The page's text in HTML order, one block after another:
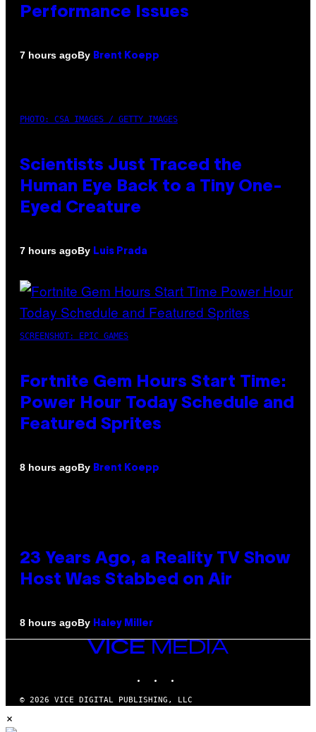
Performance Issues
7 hours agoBy Brent Koepp
PHOTO: CSA IMAGES / GETTY IMAGES
Scientists Just Traced the
Human Eye Back to a Tiny One-
Eyed Creature
7 hours agoBy Luis Prada
SCREENSHOT: EPIC GAMES
Fortnite Gem Hours Start Time:
Power Hour Today Schedule and
Featured Sprites
8 hours agoBy Brent Koepp
23 Years Ago, a Reality TV Show
Host Was Stabbed on Air
8 hours agoBy Haley Miller
VICE
MEDIA
© 2026 VICE DIGITAL PUBLISHING, LLC
×